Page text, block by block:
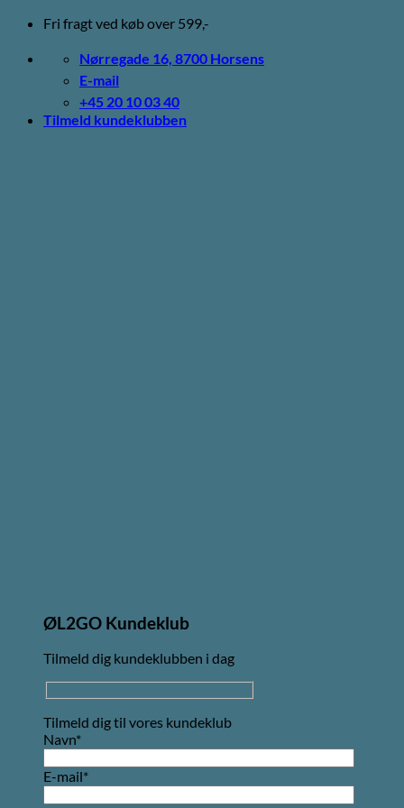
Fortsæt
indhold
Fri fragt ved køb over 599,-
Nørregade 16, 8700 Horsens
E-mail
+45 20 10 03 40
Tilmeld kundeklubben
ØL2GO Kundeklub
Tilmeld dig kundeklubben i dag
Tilmeld dig til vores kundeklub
Navn*
E-mail*